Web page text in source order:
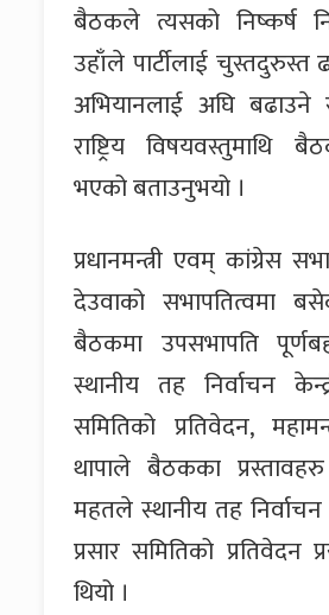
बैठकले त्यसको निष्कर्ष
उहाँले पार्टीलाई चुस्तदुरुस्त
अभियानलाई अघि
राष्ट्रिय
भएको बताउनुभयो ।
प्रधानमन्त्री एवम् कांग्रेस
देउवाको सभापतित्वमा
बैठकमा उपसभापति
स्थानीय तह निर्वाचन
समितिको प्रतिवेदन,
थापाले बैठकका
महतले स्थानीय तह निर्वाचन
प्रसार समितिको प्रतिवेदन
थियो ।